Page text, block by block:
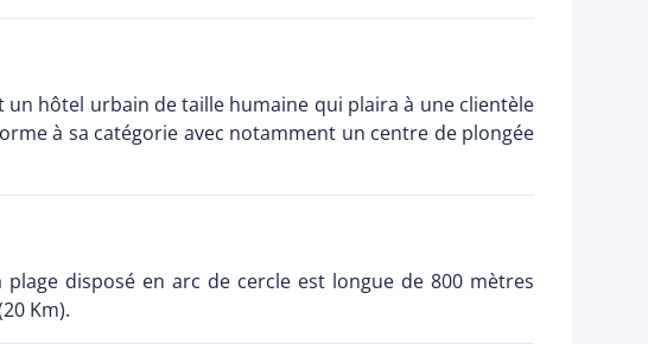
hôtel urbain de taille humaine qui plaira à une clientèle
à sa catégorie avec notamment un centre de plongée
disposé en arc de cercle est longue de 800 mètres
Km).